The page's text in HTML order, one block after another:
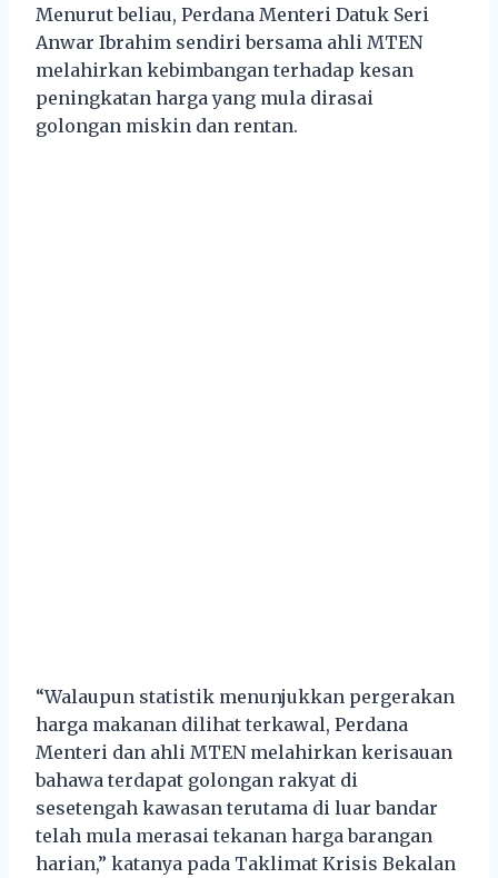
Menurut beliau, Perdana Menteri Datuk Seri
Anwar Ibrahim sendiri bersama ahli MTEN
melahirkan kebimbangan terhadap kesan
peningkatan harga yang mula dirasai
golongan miskin dan rentan.
“Walaupun statistik menunjukkan pergerakan
harga makanan dilihat terkawal, Perdana
Menteri dan ahli MTEN melahirkan kerisauan
bahawa terdapat golongan rakyat di
sesetengah kawasan terutama di luar bandar
telah mula merasai tekanan harga barangan
harian,” katanya pada Taklimat Krisis Bekalan